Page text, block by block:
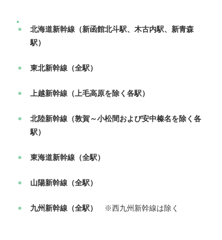
北海道新幹線（新函館北斗駅、木古内駅、新青森
駅）
東北新幹線（全駅）
上越新幹線（上毛高原を除く各駅）
北陸新幹線（敦賀～小松間および安中榛名を除く各
駅）
東海道新幹線（全駅）
山陽新幹線（全駅）
九州新幹線（全駅） ※西九州新幹線は除く